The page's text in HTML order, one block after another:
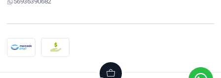
2026 ACKERCONTROL INDUSTRIAL.